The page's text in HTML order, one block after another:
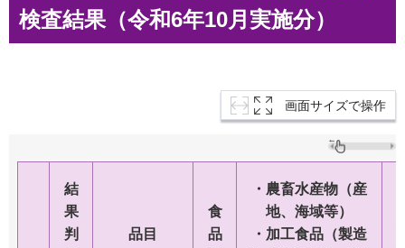
検査結果（令和6年10月実施分）
画面サイズで操作
結
果
判
品目
食
品
・農畜水産物 （産
地、海域等）
・加工食品 （製造